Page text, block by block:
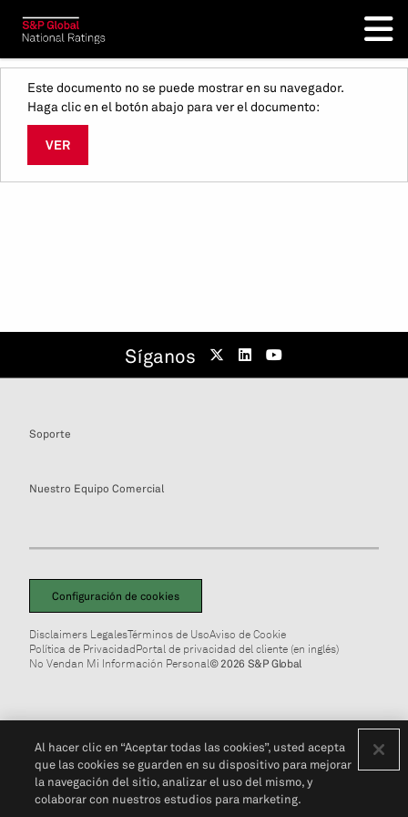
Este documento no se puede mostrar en su navegador.
Haga clic en el botón abajo para ver el documento:
VER
Síganos
Soporte
Nuestro Equipo Comercial
Configuración de cookies
Disclaimers LegalesTérminos de UsoAviso de Cookie
Política de PrivacidadPortal de privacidad del cliente (en inglés)
No Vendan Mi Información Personal© 2026 S&P Global
Al hacer clic en “Aceptar todas las cookies”, usted acepta
que las cookies se guarden en su dispositivo para mejorar
la navegación del sitio, analizar el uso del mismo, y
colaborar con nuestros estudios para marketing.